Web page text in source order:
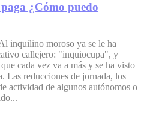
¿Cómo puedo
inquilino moroso ya se le ha
callejero: "inquiocupa", y
cada vez va a más y se ha visto
Las reducciones de jornada, los
actividad de algunos autónomos o